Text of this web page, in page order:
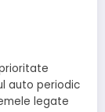
auto periodic
legate